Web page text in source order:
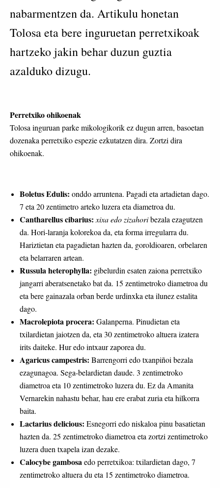
nabarmentzen da. Artikulu honetan
Tolosa eta bere inguruetan perretxikoak
hartzeko jakin behar duzun guztia
azalduko dizugu.
Perretxiko ohikoenak
Tolosa inguruan parke mikologikorik ez dugun arren, basoetan
dozenaka perretxiko espezie ezkutatzen dira. Zortzi dira
ohikoenak.
Boletus Edulis: onddo arruntena. Pagadi eta artadietan dago.
7 eta 20 zentimetro arteko luzera eta diametroa du.
Cantharellus cibarius: xixa edo zizahoribezala ezagutzen
da. Hori-laranja kolorekoa da, eta forma irregularra du.
Hariztietan eta pagadietan hazten da, goroldioaren, orbelaren
eta belarraren artean.
Russula heterophylla: gibelurdin esaten zaiona perretxiko
jangarri aberatsenetako bat da. 15 zentimetroko diametroa du
eta bere gainazala orban berde urdinxka eta ilunez estalita
dago.
Macrolepiota procera: Galanperna. Pinudietan eta
txilardietan jaiotzen da, eta 30 zentimetroko altuera izatera
irits daiteke. Hur edo intxaur zaporea du.
Agaricus campestris: Barrengorri edo txanpiñoi bezala
ezagunagoa. Sega-belardietan daude. 3 zentimetroko
diametroa eta 10 zentimetroko luzera du. Ez da Amanita
Vernarekin nahastu behar, hau ere erabat zuria eta hilkorra
baita.
Lactarius delicious: Esnegorri edo niskaloa pinu basatietan
hazten da. 25 zentimetroko diametroa eta zortzi zentimetroko
luzera duen txapela izan dezake.
Calocybe gambosaedo perretxikoa: txilardietan dago, 7
zentimetroko altuera du eta 15 zentimetroko diametroa.